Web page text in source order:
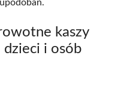
kaszy
dzieci i osób